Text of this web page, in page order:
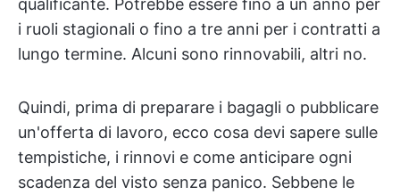
qualificante. Potrebbe essere fino a un anno per
i ruoli stagionali o fino a tre anni per i contratti a
lungo termine. Alcuni sono rinnovabili, altri no.
Quindi, prima di preparare i bagagli o pubblicare
un'offerta di lavoro, ecco cosa devi sapere sulle
tempistiche, i rinnovi e come anticipare ogni
scadenza del visto senza panico. Sebbene le